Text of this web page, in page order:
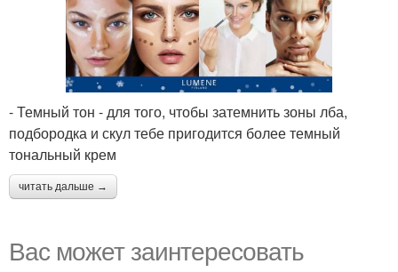
- Темный тон - для того, чтобы затемнить зоны лба,
подбородка и скул тебе пригодится более темный
тональный крем
читать дальше →
Вас может заинтересовать